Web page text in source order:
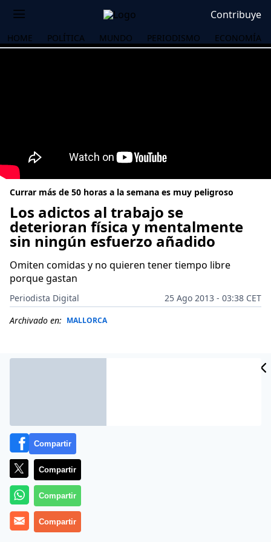
Contribuye
HOME POLÍTICA MUNDO PERIODISMO ECONOMÍA
Currar más de 50 horas a la semana es muy peligroso
Los adictos al trabajo se
deterioran física y mentalmente
sin ningún esfuerzo añadido
Omiten comidas y no quieren tener tiempo libre
porque gastan
Periodista Digital
25 Ago 2013 - 03:38 CET
Archivado en: MALLORCA
Científicos de la Universidad Estatal de Kansas
(Estados Unidos) han constatado que quienes trabajan
Compartir
Compartir
Compartir
Compartir